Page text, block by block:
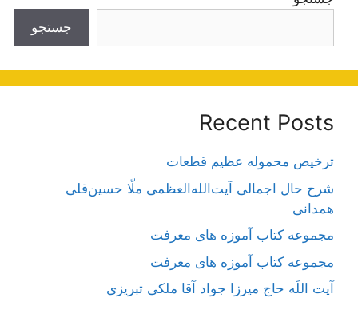
جستجو
Recent Posts
ترخیص محموله عظیم قطعات
شرح حال اجمالی آیت‌الله‌العظمی ملّا حسین‌قلی
همدانی
مجموعه کتاب آموزه های معرفت
مجموعه کتاب آموزه های معرفت
آیت اللَه حاج میرزا جواد آقا ملکی تبریزی